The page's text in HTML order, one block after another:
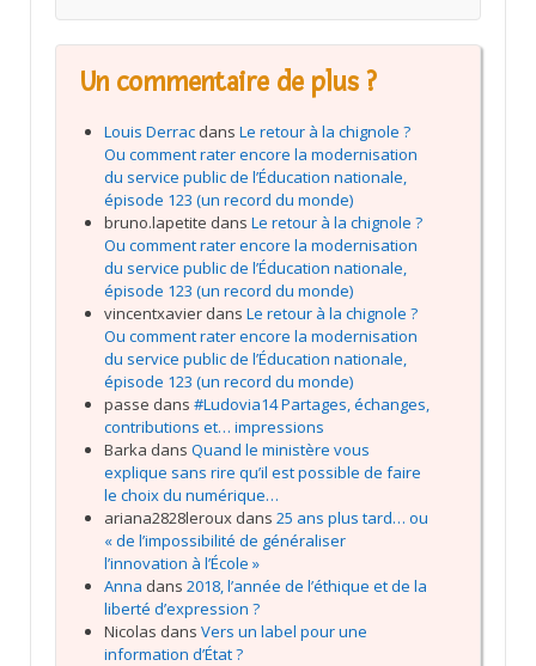
Un commentaire de plus ?
Louis Derrac dans Le retour à la chignole ?
Ou comment rater encore la modernisation
du service public de l’Éducation nationale,
épisode 123 (un record du monde)
bruno.lapetite dans Le retour à la chignole ?
Ou comment rater encore la modernisation
du service public de l’Éducation nationale,
épisode 123 (un record du monde)
vincentxavier dans Le retour à la chignole ?
Ou comment rater encore la modernisation
du service public de l’Éducation nationale,
épisode 123 (un record du monde)
passe dans #Ludovia14 Partages, échanges,
contributions et… impressions
Barka dans Quand le ministère vous
explique sans rire qu’il est possible de faire
le choix du numérique…
ariana2828leroux dans 25 ans plus tard… ou
« de l’impossibilité de généraliser
l’innovation à l’École »
Anna dans 2018, l’année de l’éthique et de la
liberté d’expression ?
Nicolas dans Vers un label pour une
information d’État ?